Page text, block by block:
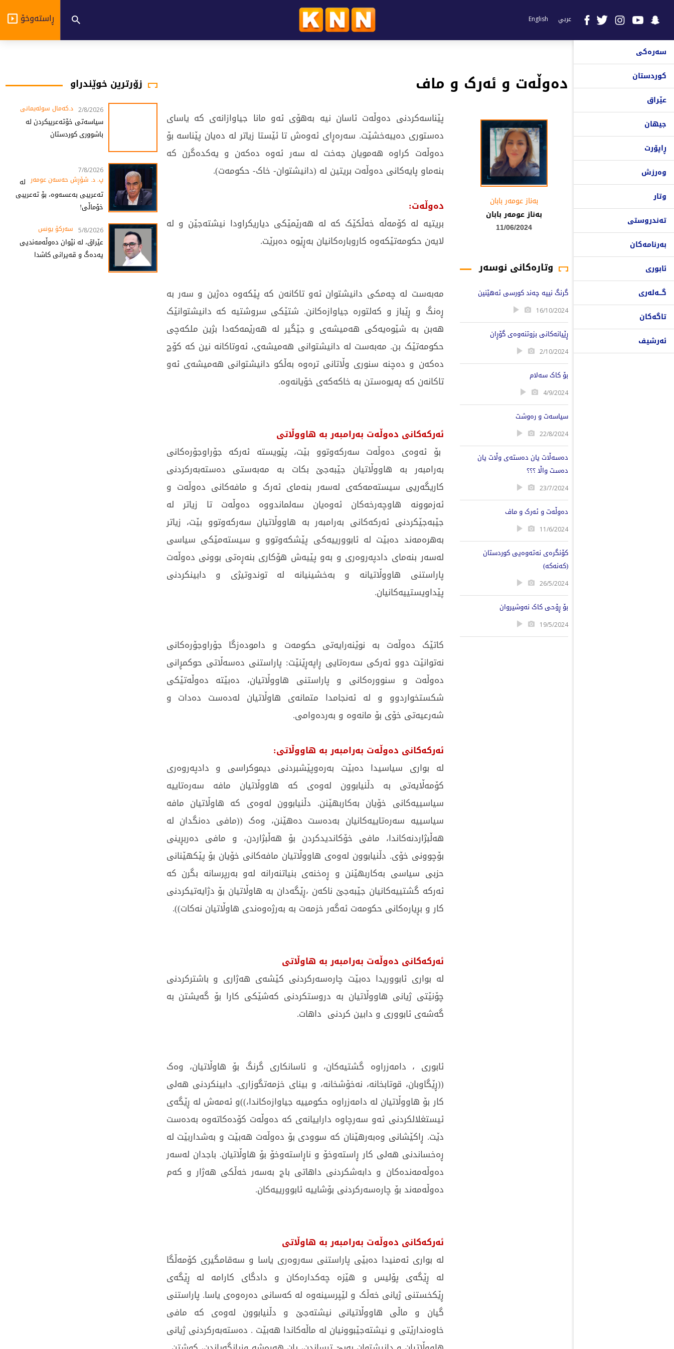
عربي English ڕاستەوخۆ
سەرەکی
کوردستان
عێراق
جیهان
ڕاپۆرت
وەرزش
وتار
تەندروستی
بەرنامەکان
ئابوری
گـــەلەری
تاگەکان
ئەرشیف
دەوڵەت و ئەرک و ماف
بەناز عومەر بابان
بەناز عومەر بابان
11/06/2024
وتارەکانی نوسەر
گرنگ نییە چەند کورسی ئەهێنین
16/10/2024
ڕێیانەکانی بزوتنەوەی گۆڕان
2/10/2024
بۆ کاک سەلام
4/9/2024
سیاسەت و رەوشت
22/8/2024
دەسەڵات یان دەستەی وڵات یان
دەست واڵا ؟؟؟
23/7/2024
دەوڵەت و ئەرک و ماف
11/6/2024
کۆنگرەى نەتەوەیی کوردستان
(کەنەکە)
26/5/2024
بۆ ڕۆحی کاک نەوشیروان
19/5/2024
پێناسەکردنی دەوڵەت ئاسان نیە بەهۆی ئەو مانا جیاوازانەی کە یاسای
دەستوری دەیبەخشێت. سەرەڕای ئەوەش تا ئێستا زیاتر لە دەیان پێناسە بۆ
دەوڵەت کراوە هەمویان جەخت لە سەر ئەوە دەکەن و یەکدەگرن کە
بنەماو پایەکانی دەوڵەت بریتین لە (دانیشتوان- خاک- حکومەت).
دەوڵەت:
بریتیە لە کۆمەڵە خەڵكێک کە لە هەرێمێکی دیاریکراودا نیشتەجێن و لە
لایەن حکومەتێکەوە کاروبارەکانیان بەڕێوە دەبرێت.
مەبەست لە چەمکی دانیشتوان ئەو تاکانەن کە پێکەوە دەژین و سەر بە
ڕەنگ و ڕێباز و کەلتورە جیاوازەکانن. شتێکی سروشتیە کە دانیشتوانێک
هەبن بە شێوەیەکی هەمیشەی و جێگیر لە هەرێمەکەدا بژین ملکەچی
حکومەتێک بن. مەبەست لە دانیشتوانی هەمیشەی، ئەوتاکانە نین کە کۆچ
دەکەن و دەچنە سنوری وڵاتانی ترەوە بەڵکو دانیشتوانی هەمیشەی ئەو
تاکانەن کە پەیوەستن بە خاکەکەی خۆیانەوە.
ئەرکەکانی دەوڵەت بەرامبەر بە هاووڵاتی
بۆ ئەوەی دەوڵەت سەرکەوتوو بێت، پێویستە ئەرکە جۆراوجۆرەکانی
بەرامبەر بە هاووڵاتیان جێبەجێ بکات بە مەبەستی دەستەبەرکردنی
کاریگەریی سیستەمەکەی لەسەر بنەمای ئەرک و مافەکانی دەوڵەت و
ئەزموونە هاوچەرخەکان ئەوەیان سەلماندووە دەوڵەت تا زیاتر لە
جێبەجێکردنی ئەرکەکانی بەرامبەر بە هاووڵاتیان سەرکەوتوو بێت، زیاتر
بەهرەمەند دەبێت لە ئابوورییەکی پێشکەوتوو و سیستەمێکی سیاسی
لەسەر بنەمای دادپەروەری و بەو پێیەش هۆکاری بنەڕەتی بوونی دەوڵەت
پاراستنی هاووڵاتیانە و بەخشینیانە لە توندوتیژی و دابینکردنی
پێداویستییەکانیان.
کاتێک دەوڵەت بە نوێنەرایەتی حکومەت و دامودەزگا جۆراوجۆرەکانی
نەتوانێت دوو ئەرکی سەرەتایی ڕاپەڕێنێت: پاراستنی دەسەڵاتی حوکمڕانی
دەوڵەت و سنوورەکانی و پاراستنی هاووڵاتیان، دەبێتە دەوڵەتێکی
شکستخواردوو و لە ئەنجامدا متمانەی هاوڵاتیان لەدەست دەدات و
شەرعیەتی خۆی بۆ مانەوە و بەردەوامی.
ئەرکەکانی دەوڵەت بەرامبەر بە هاووڵاتی:
لە بواری سیاسیدا دەبێت بەرەوپێشبردنی دیموکراسی و دادپەروەری
کۆمەڵایەتی بە دڵنیابوون لەوەی کە هاووڵاتیان مافە سەرەتاییە
سیاسییەکانی خۆیان بەکاربهێنن. دڵنیابوون لەوەی کە هاوڵاتیان مافە
سیاسییە سەرەتاییەکانیان بەدەست دەهێنن، وەک ((مافی دەنگدان لە
هەڵبژاردنەکاندا، مافی خۆکاندیدکردن بۆ هەڵبژاردن، و مافی دەربڕینی
بۆچوونی خۆی. دڵنیابوون لەوەی هاووڵاتیان مافەکانی خۆیان بۆ پێکهێنانی
حزبی سیاسی بەکاربهێنن و ڕەخنەی بنیاتنەرانە لەو بەرپرسانە بگرن کە
ئەرکە گشتییەکانیان جێبەجێ ناکەن ،ڕێگەدان بە هاوڵاتیان بۆ دژایەتیکردنی
کار و بڕیارەکانی حکومەت ئەگەر خزمەت بە بەرژەوەندی هاوڵاتیان نەکات)).
ئەرکەکانی دەوڵەت بەرامبەر بە هاوڵاتی
لە بواری ئابووریدا دەبێت چارەسەرکردنی کێشەی هەژاری و باشترکردنی
چۆنێتی ژیانی هاووڵاتیان بە دروستکردنی کەشێکی کارا بۆ گەیشتن بە
گەشەی ئابووری و دابین کردنی داهات.
ئابوری ، دامەزراوە گشتیەکان، و ئاسانکاری گرنگ بۆ هاوڵاتیان، وەک
((ڕێگاوبان، قوتابخانە، نەخۆشخانە، و بینای خزمەتگوزاری. دابینکردنی هەلی
کار بۆ هاووڵاتیان لە دامەزراوە حکومییە جیاوازەکاندا،))و ئەمەش لە ڕێگەی
ئیستغلالکردنی ئەو سەرچاوە داراییانەی کە دەوڵەت کۆدەکاتەوە بەدەست
دێت. ڕاکێشانی وەبەرهێنان کە سوودی بۆ دەوڵەت هەبێت و بەشداربێت لە
ڕەخساندنی هەلی کار ڕاستەوخۆ و ناڕاستەوخۆ بۆ هاوڵاتیان. باجدان لەسەر
دەوڵەمەندەکان و دابەشکردنی داهاتی باج بەسەر خەڵکی هەژار و کەم
دەوڵەمەند بۆ چارەسەرکردنی بۆشاییە ئابوورییەکان.
ئەرکەکانی دەوڵەت بەرامبەر بە هاوڵاتی
لە بواری ئەمنیدا دەبێی پاراستنی سەروەری یاسا و سەقامگیری کۆمەڵگا
لە ڕێگەی پۆلیس و هێزە چەکدارەکان و دادگای کارامە لە ڕێگەی
ڕێکخستنی ژیانی خەڵک و لێپرسینەوە لە کەسانی دەرەوەی یاسا. پاراستنی
گیان و ماڵی هاووڵاتیانی نیشتەجێ و دڵنیابوون لەوەی کە مافی
خاوەندارێتی و نیشتەجێبوونیان لە ماڵەکاندا هەبێت . دەستەبەرکردنی ژیانی
زۆرترین خوێندراو
2/8/2026 د.کەمال سولەیمانی
سیاسەتی خۆتەعریبکردن لە
باشووری کوردستان
7/8/2026
پ. د. شۆڕش حەسەن عومەر لە
تەعریبی بەعسەوە، بۆ تەعریبی
خۆماڵی!
5/8/2026 سەرکۆ یونس
عێراق، لە نێوان دەوڵەمەندیی
یەدەگ و قەیرانی کاشدا